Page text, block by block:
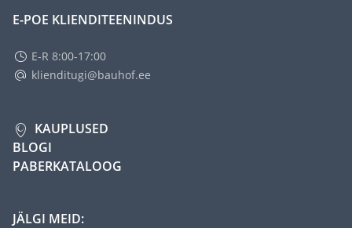
E-POE KLIENDITEENINDUS
E-R 8:00-17:00
klienditugi@bauhof.ee
KAUPLUSED
BLOGI
PABERKATALOOG
JÄLGI MEID: